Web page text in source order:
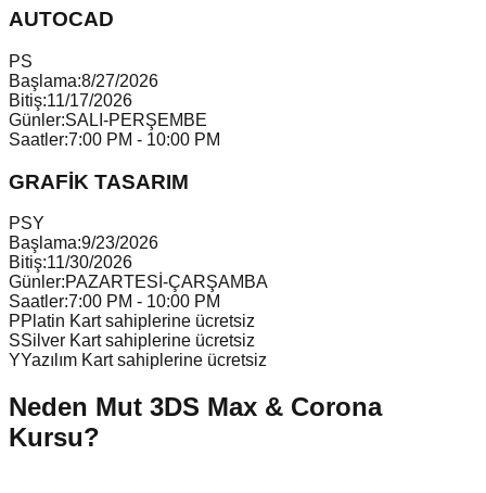
AUTOCAD
PS
Başlama:8/27/2026
Bitiş:11/17/2026
Günler:SALI-PERŞEMBE
Saatler:7:00 PM - 10:00 PM
GRAFİK TASARIM
PSY
Başlama:9/23/2026
Bitiş:11/30/2026
Günler:PAZARTESİ-ÇARŞAMBA
Saatler:7:00 PM - 10:00 PM
PPlatin Kart sahiplerine ücretsiz
SSilver Kart sahiplerine ücretsiz
YYazılım Kart sahiplerine ücretsiz
Neden Mut 3DS Max & Corona
Kursu?